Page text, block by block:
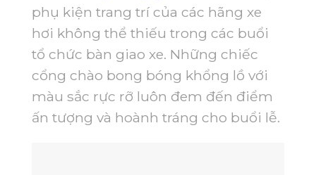
phụ kiện trang trí của các hãng xe
hơi không thể thiếu trong các buổi
tổ chức bàn giao xe. Những chiếc
cổng chào bong bóng khổng lồ với
màu sắc rực rỡ luôn đem đến điểm
ấn tượng và hoành tráng cho buổi lễ.